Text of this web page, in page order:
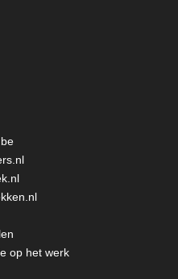
op het werk